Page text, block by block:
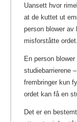
Uansett hvor
at de kuttet ut
person blower
misforståtte ordet.
En person
studiebarrierene
frembringer kun
ordet kan få en
Det er en